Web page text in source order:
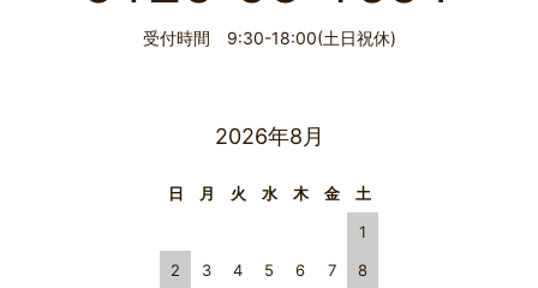
受付時間 9:30-18:00(土日祝休)
2026年8月
日 月 火 水 木 金
土
1
2
3 4 5 6 7
8